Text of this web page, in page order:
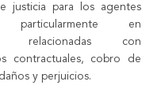
justicia para los agentes
particularmente en
relacionadas con
contractuales, cobro de
y perjuicios.